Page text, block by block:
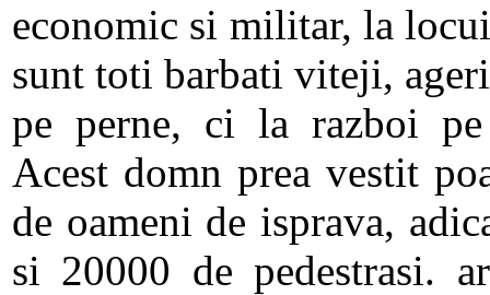
economic si militar, la
sunt toti barbati viteji,
pe perne, ci la razboi
Acest domn prea vestit
de oameni de isprava,
si 20000 de pedestrasi.